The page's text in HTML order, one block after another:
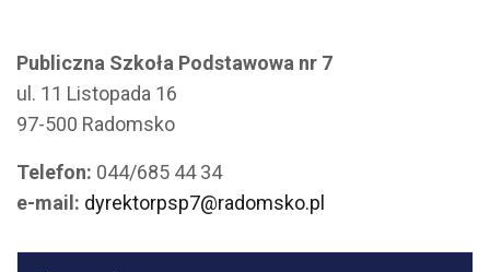
Publiczna Szkoła Podstawowa nr 7
ul. 11 Listopada 16
97-500 Radomsko
Telefon: 044/685 44 34
e-mail: dyrektorpsp7@radomsko.pl